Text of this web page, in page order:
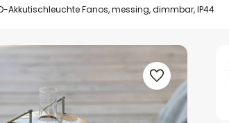
Akkutischleuchte Fanos, messing, dimmbar, IP44